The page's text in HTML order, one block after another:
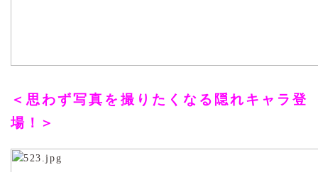
＜思わず写真を撮りたくなる隠れキャラ登
場！＞